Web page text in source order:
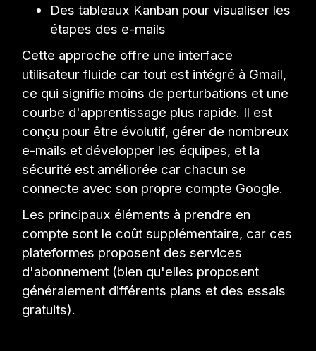
Des tableaux Kanban pour visualiser les
étapes des e-mails
Cette approche offre une interface
utilisateur fluide car tout est intégré à Gmail,
ce qui signifie moins de perturbations et une
courbe d'apprentissage plus rapide. Il est
conçu pour être évolutif, gérer de nombreux
e-mails et développer les équipes, et la
sécurité est améliorée car chacun se
connecte avec son propre compte Google.
Les principaux éléments à prendre en
compte sont le coût supplémentaire, car ces
plateformes proposent des services
d'abonnement (bien qu'elles proposent
généralement différents plans et des essais
gratuits).